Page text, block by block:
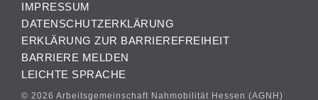
IMPRESSUM
DATENSCHUTZERKLÄRUNG
ERKLÄRUNG ZUR BARRIEREFREIHEIT
BARRIERE MELDEN
LEICHTE SPRACHE
© 2026 Arbeitsgemeinschaft Nahmobilität Hessen (AGNH)